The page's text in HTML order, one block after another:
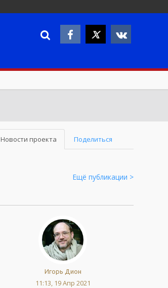
Новости проекта Поделиться
Ещё публикации >
Игорь Дион
11:13, 19 Апр 2021